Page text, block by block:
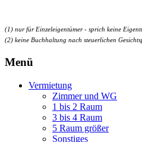
(1) nur für Einzeleigentümer - sprich keine
(2) keine Buchhaltung nach steuerlichen
Menü
Vermietung
Zimmer und WG
1 bis 2 Raum
3 bis 4 Raum
5 Raum größer
Sonstiges